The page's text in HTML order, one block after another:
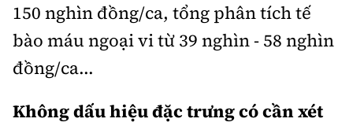
150 nghìn đồng/ca, tổng phân tích tế
bào máu ngoại vi từ 39 nghìn - 58 nghìn
đồng/ca...
Không dấu hiệu đặc trưng có cần xét